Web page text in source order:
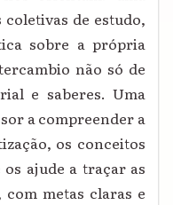
de estudo,
sobre a própria
não só de
e saberes. Uma
a compreender a
os conceitos
ajude a traçar as
metas claras e